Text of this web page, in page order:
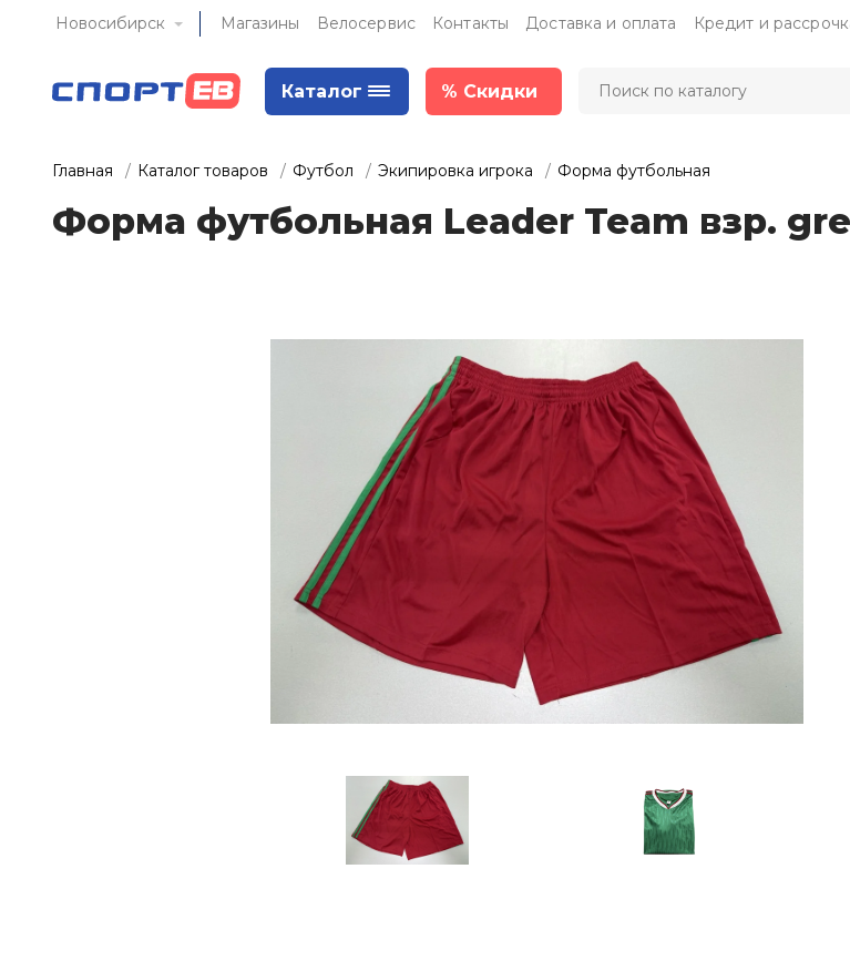
Новосибирск Магазины Велосервис Контакты Доставка и оплата Кредит и
Каталог % Скидки
Главная Каталог товаров Футбол Экипировка игрока Форма футбольная
Форма футбольная Leader Team взр.